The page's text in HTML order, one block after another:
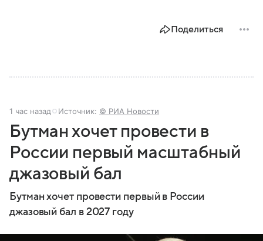
Поделиться
1 час назад Источник: © РИА Новости
Бутман хочет провести в
России первый масштабный
джазовый бал
Бутман хочет провести первый в России
джазовый бал в 2027 году